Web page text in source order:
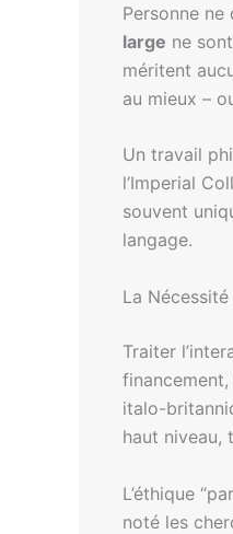
Personne
large ne
méritent
au mieux –
Un travail
l’Imperial
souvent
langage.
La Nécessité
Traiter
italo-
haut niveau,
L’éthique
noté les